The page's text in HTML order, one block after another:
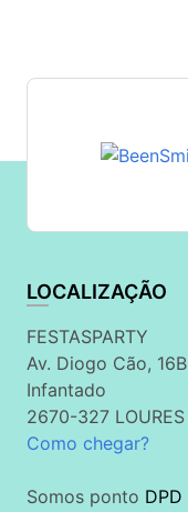
LOCALIZAÇÃO
FESTASPARTY
Av. Diogo Cão, 16B
Infantado
2670-327 LOURES
Como chegar?
Somos ponto DPD